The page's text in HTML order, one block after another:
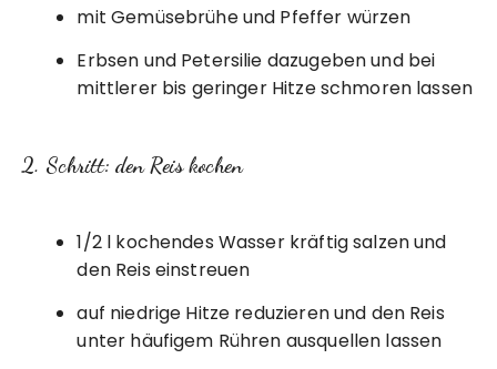
mit Gemüsebrühe und Pfeffer würzen
Erbsen und Petersilie dazugeben und bei
mittlerer bis geringer Hitze schmoren lassen
2. Schritt: den Reis kochen
1/2 l kochendes Wasser kräftig salzen und
den Reis einstreuen
auf niedrige Hitze reduzieren und den Reis
unter häufigem Rühren ausquellen lassen